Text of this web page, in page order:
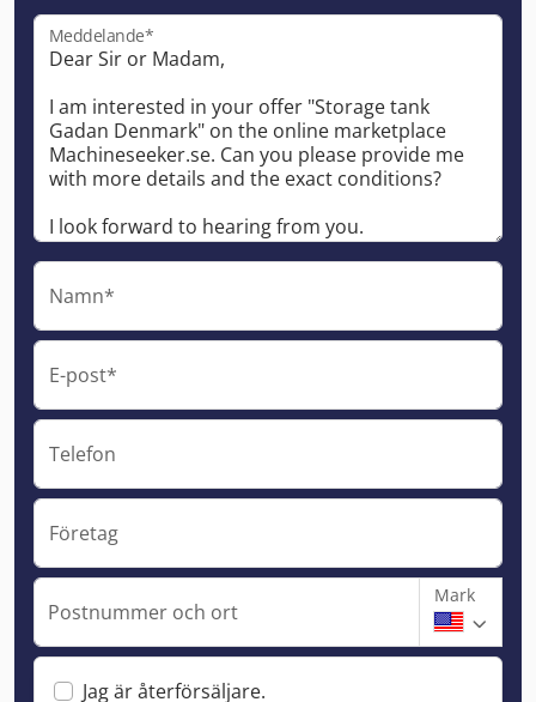
Meddelande*
Namn*
E-post*
Telefon
Företag
Postnummer och ort
Mark
Jag är återförsäljare.